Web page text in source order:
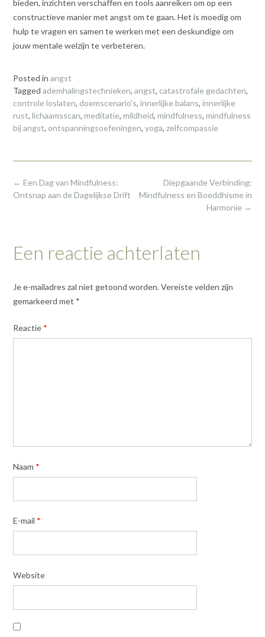
bieden, inzichten verschaffen en tools aanreiken om op een
constructieve manier met angst om te gaan. Het is moedig om
hulp te vragen en samen te werken met een deskundige om
jouw mentale welzijn te verbeteren.
Posted in angst
Tagged ademhalingstechnieken, angst, catastrofale gedachten,
controle loslaten, doemscenario's, innerlijke balans, innerlijke
rust, lichaamsscan, meditatie, mildheid, mindfulness, mindfulness
bij angst, ontspanningsoefeningen, yoga, zelfcompassie
Post
navigation
Diepgaande Verbinding:
Mindfulness en Boeddhisme in
Harmonie →
← Een Dag van Mindfulness:
Ontsnap aan de Dagelijkse Drift
Een reactie achterlaten
Je e-mailadres zal niet getoond worden.Vereiste velden zijn
gemarkeerd met *
Reactie *
Naam *
E-mail *
Website